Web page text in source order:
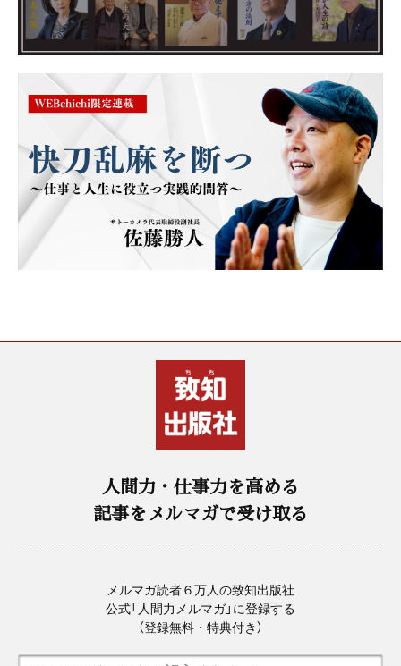
人間力・仕事力を高める
記事をメルマガで受け取る
メルマガ読者６万人の致知出版社
公式「人間力メルマガ」に登録する
（登録無料・特典付き）